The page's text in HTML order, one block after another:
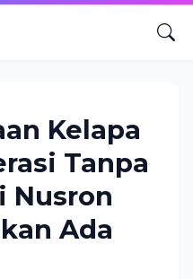
Kelapa
Tanpa
Nusron
Ada